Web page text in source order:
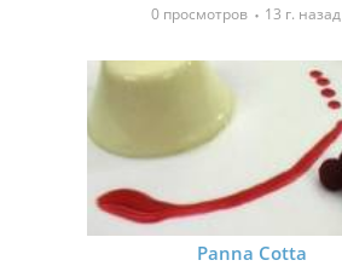
0 просмотров 13 г. назад
Panna Cotta